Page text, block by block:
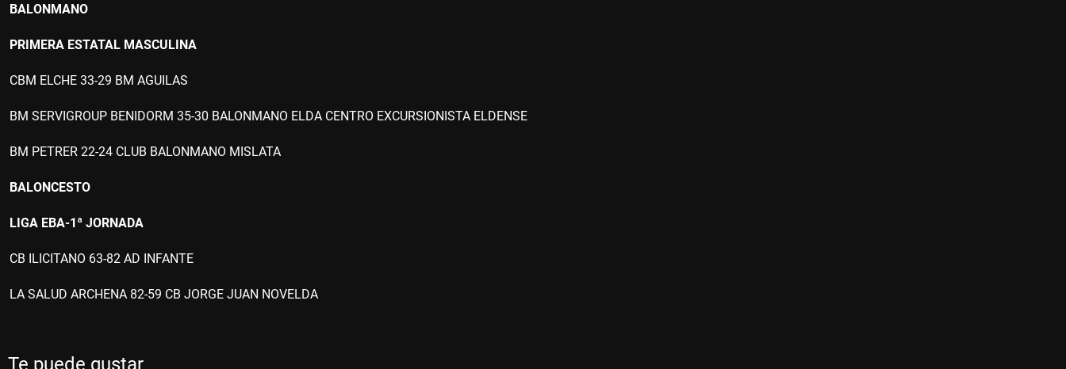
BALONMANO
PRIMERA ESTATAL MASCULINA
CBM ELCHE 33-29 BM AGUILAS
BM SERVIGROUP BENIDORM 35-30 BALONMANO ELDA CENTRO EXCURSIONISTA ELDENSE
BM PETRER 22-24 CLUB BALONMANO MISLATA
BALONCESTO
LIGA EBA-1ª JORNADA
CB ILICITANO 63-82 AD INFANTE
LA SALUD ARCHENA 82-59 CB JORGE JUAN NOVELDA
Te puede gustar